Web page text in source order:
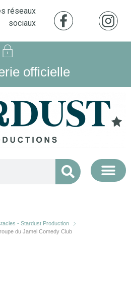
réseaux
sociaux
officielle
- Stardust Production
du Jamel Comedy Club